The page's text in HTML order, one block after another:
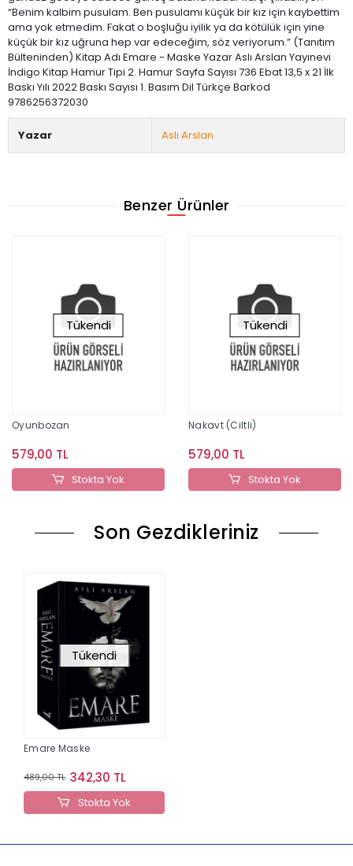
“Benim kalbim pusulam. Ben pusulamı küçük bir kız için kaybettim
ama yok etmedim. Fakat o boşluğu iyilik ya da kötülük için yine
küçük bir kız uğruna hep var edeceğim, söz veriyorum.” (Tanıtım
Bülteninden) Kitap Adı Emare - Maske Yazar Aslı Arslan Yayınevi
İndigo Kitap Hamur Tipi 2. Hamur Sayfa Sayısı 736 Ebat 13,5 x 21 İlk
Baskı Yılı 2022 Baskı Sayısı 1. Basım Dil Türkçe Barkod
9786256372030
Yazar Aslı Arslan
Benzer Ürünler
Tükendi
Oyunbozan
579,00 TL
Stokta Yok
Tükendi
Nakavt (Ciltli)
579,00 TL
Stokta Yok
Son Gezdikleriniz
Tükendi
Emare Maske
489,00 TL 342,30 TL
Stokta Yok